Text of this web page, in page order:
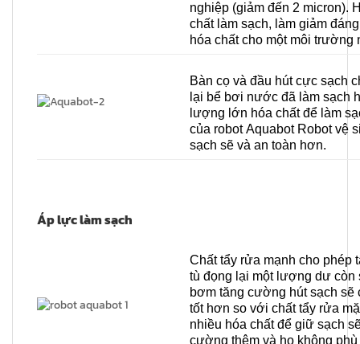
nghiệp (giảm đến 2 micron).
chất làm sạch, làm giảm
hóa chất cho một môi
Bàn cọ và đầu hút cực sạch
lại bể bơi nước đã làm sạch
lượng lớn hóa chất để làm
của robot Aquabot Robot vệ
sạch sẽ và an toàn hơn.
Áp lực làm sạch
Chất tẩy rửa mạnh cho
tù đọng lại một lượng dư
bơm tăng cường hút sạch
tốt hơn so với chất tẩy rửa
nhiều hóa chất để giữ sạch
cường thêm và họ không